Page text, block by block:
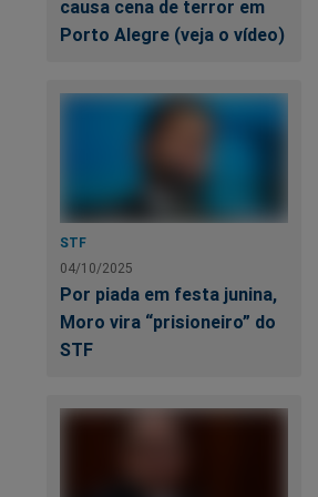
causa cena de terror em
Porto Alegre (veja o vídeo)
STF
04/10/2025
Por piada em festa junina,
Moro vira “prisioneiro” do
STF